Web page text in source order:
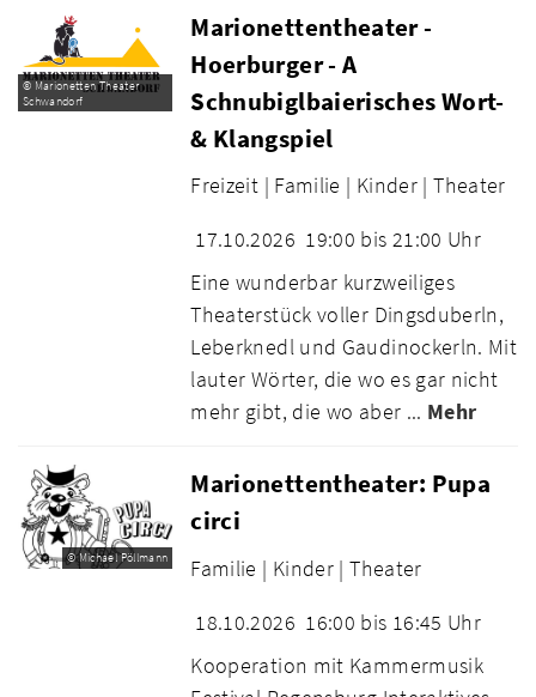
© Marionetten Theater
Schwandorf
Marionettentheater -
Hoerburger - A
Schnubiglbaierisches Wort-
& Klangspiel
Freizeit | Familie | Kinder | Theater
17.10.2026 19:00 bis 21:00 Uhr
Eine wunderbar kurzweiliges
Theaterstück voller Dingsduberln,
Leberknedl und Gaudinockerln. Mit
lauter Wörter, die wo es gar nicht
mehr gibt, die wo aber ... Mehr
© Michael Pöllmann
Marionettentheater: Pupa
circi
Familie | Kinder | Theater
18.10.2026 16:00 bis 16:45 Uhr
Kooperation mit Kammermusik